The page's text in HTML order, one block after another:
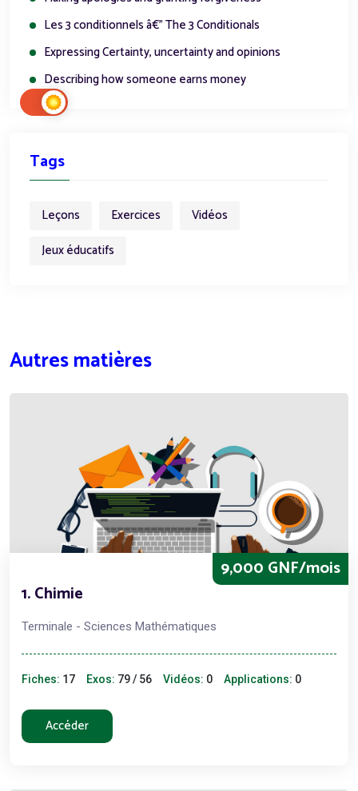
Les 3 conditionnels â€” The 3 Conditionals
Expressing Certainty, uncertainty and opinions
Describing how someone earns money
Tags
Leçons Exercices
Vidéos
Jeux éducatifs
Autres matières
9,000 GNF/mois
1. Chimie
Terminale - Sciences Mathématiques
Fiches: 17 Exos: 79 / 56 Vidéos: 0 Applications: 0
Accéder